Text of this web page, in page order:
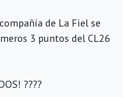
de La Fiel se
3 puntos del CL26
????